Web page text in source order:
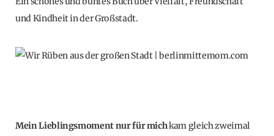
und Kindheit in der Großstadt.
Mein Lieblingsmoment nur für michkam gleich zweimal